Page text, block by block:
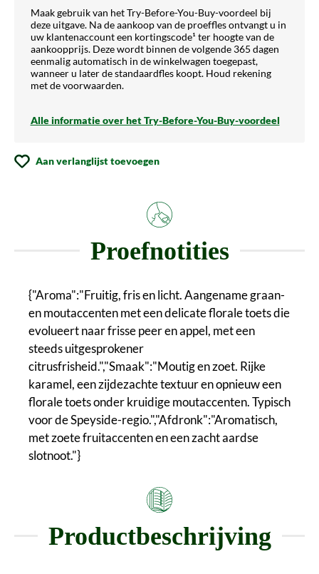
Maak gebruik van het Try-Before-You-Buy-voordeel bij
deze uitgave. Na de aankoop van de proeffles ontvangt u in
uw klantenaccount een kortingscode¹ ter hoogte van de
aankoopprijs. Deze wordt binnen de volgende 365 dagen
eenmalig automatisch in de winkelwagen toegepast,
wanneer u later de standaardfles koopt. Houd rekening
met de voorwaarden.
Alle informatie over het Try-Before-You-Buy-voordeel
Aan verlanglijst toevoegen
Proefnotities
{"Aroma":"Fruitig, fris en licht. Aangename graan-
en moutaccenten met een delicate florale toets die
evolueert naar frisse peer en appel, met een
steeds uitgesprokener
citrusfrisheid.","Smaak":"Moutig en zoet. Rijke
karamel, een zijdezachte textuur en opnieuw een
florale toets onder kruidige moutaccenten. Typisch
voor de Speyside-regio.","Afdronk":"Aromatisch,
met zoete fruitaccenten en een zacht aardse
slotnoot."}
Productbeschrijving